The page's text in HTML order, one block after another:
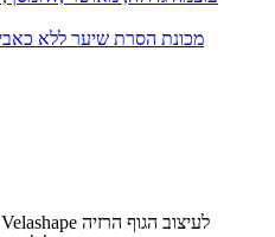
מכונת הסרת שיער ללא